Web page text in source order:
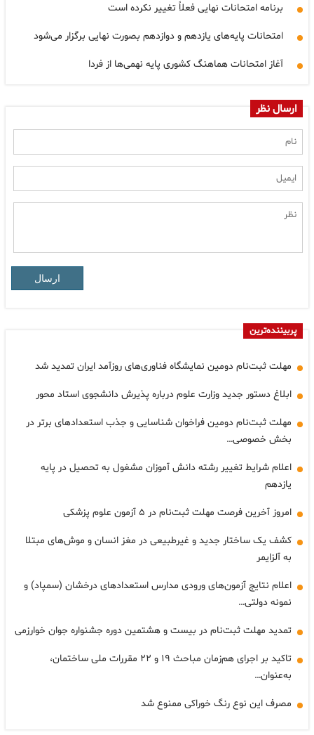
برنامه امتحانات نهایی فعلاً تغییر نکرده است
امتحانات پایه‌های یازدهم و دوازدهم بصورت نهایی برگزار می‌شود
آغاز امتحانات هماهنگ کشوری پایه نهمی‌ها از فردا
ارسال نظر
ارسال
پربیننده‌ترین
مهلت ثبت‌نام دومین نمایشگاه فناوری‌های روزآمد ایران تمدید شد
ابلاغ دستور جدید وزارت علوم درباره پذیرش دانشجوی استاد محور
مهلت ثبت‌نام دومین فراخوان شناسایی و جذب استعدادهای برتر در
بخش خصوصی…
اعلام شرایط تغییر رشته دانش آموزان مشغول به تحصیل در پایه
یازدهم
امروز آخرین فرصت مهلت ثبت‌نام در ۵ آزمون علوم پزشکی
کشف یک ساختار جدید و غیرطبیعی در مغز انسان و موش‌های مبتلا
به آلزایمر
اعلام نتایج آزمون‌های ورودی مدارس استعدادهای درخشان (سمپاد) و
نمونه دولتی…
تمدید مهلت ثبت‌نام در بیست و هشتمین دوره جشنواره جوان خوارزمی
تاکید بر اجرای هم‌زمان مباحث ۱۹ و ۲۲ مقررات ملی ساختمان،
به‌عنوان…
مصرف این نوع رنگ خوراکی ممنوع شد